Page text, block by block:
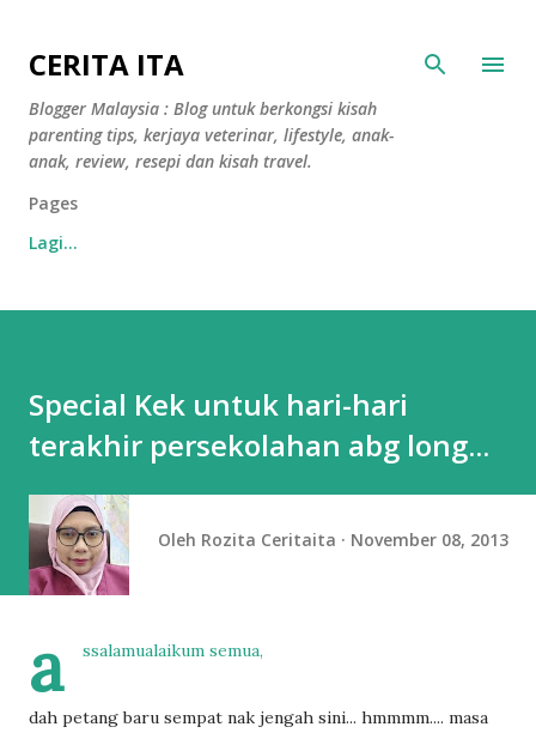
CERITA ITA
Blogger Malaysia : Blog untuk berkongsi kisah
parenting tips, kerjaya veterinar, lifestyle, anak-
anak, review, resepi dan kisah travel.
Pages
Lagi…
Special Kek untuk hari-hari
terakhir persekolahan abg long...
Oleh Rozita Ceritaita November 08, 2013
a ssalamualaikum semua,
dah petang baru sempat nak jengah sini... hmmmm.... masa